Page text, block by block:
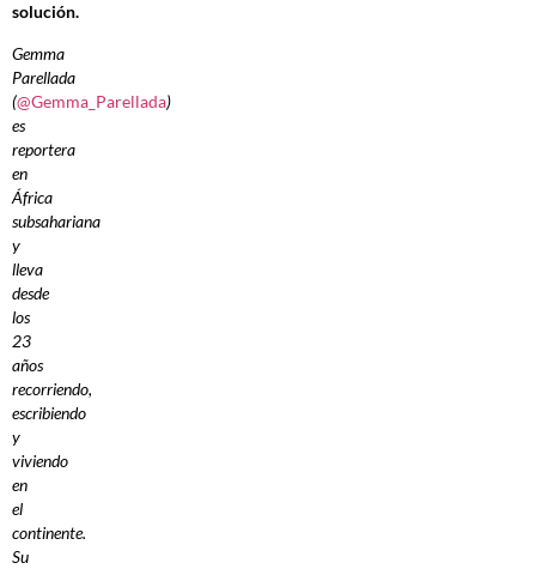
solución.
Gemma
Parellada
(@Gemma_Parellada)
es
reportera
en
África
subsahariana
y
lleva
desde
los
23
años
recorriendo,
escribiendo
y
viviendo
en
el
continente.
Su